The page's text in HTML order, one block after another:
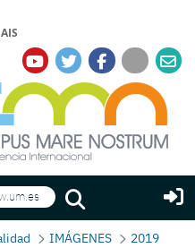
Buscar
IMÁGENES 2019